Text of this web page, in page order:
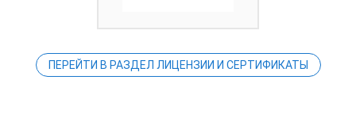
ПЕРЕЙТИ В РАЗДЕЛ ЛИЦЕНЗИИ И СЕРТИФИКАТЫ